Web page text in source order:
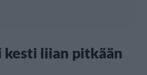
liian pitkään